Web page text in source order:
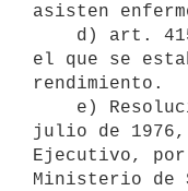
asisten
el que se
rendimiento.
julio de
Ejecutivo,
Ministerio de